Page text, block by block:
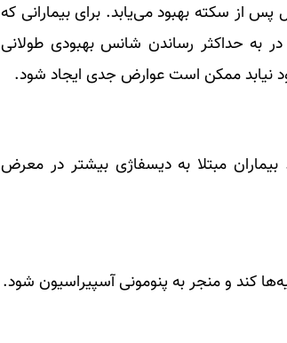
از سکته بهبود می‌یابد. برای بیمارانی که
به حداکثر رساندن شانس بهبودی طولانی
نیابد ممکن است عوارض جدی ایجاد شود.
مبتلا به دیسفاژی بیشتر در معرض
کند و منجر به پنومونی آسپیراسیون شود.